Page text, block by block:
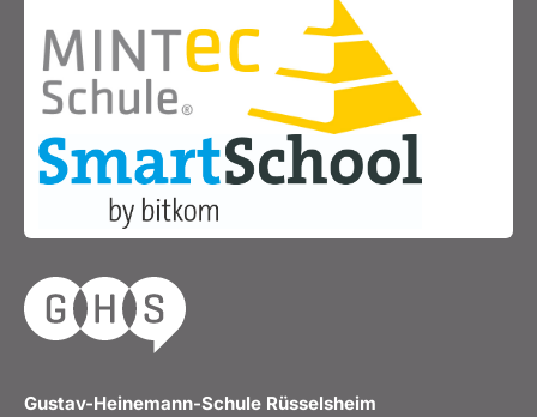
Gustav-Heinemann-Schule Rüsselsheim